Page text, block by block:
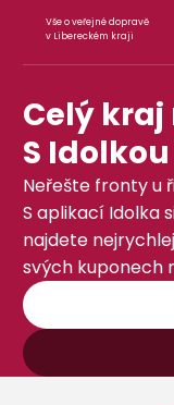
Vše o veřejné dopravě
v Libereckém kraji
Celý
S
Neřešte fronty u
S aplikací Idolka
najdete
svých kuponech